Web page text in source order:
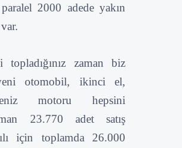
2000 adede yakın
topladığınız zaman biz
otomobil, ikinci el,
motoru hepsini
23.770 adet satış
için toplamda 26.000